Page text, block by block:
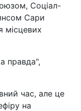
Соціал-
Сари
місцевих
правда",
час, але це
на